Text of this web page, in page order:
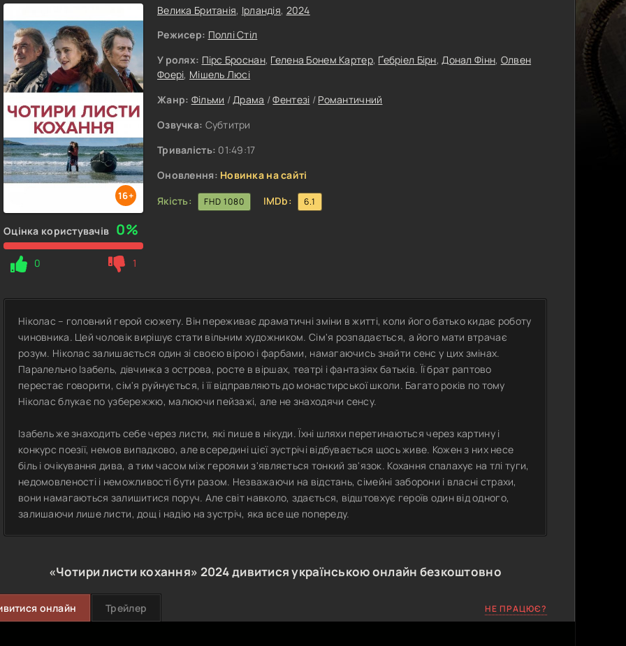
16+
Оцінка користувачів 0%
0 1
Велика Британія, Ірландія, 2024
Режисер: Поллі Стіл
У ролях: Пірс Броснан, Гелена Бонем Картер, Ґебріел Бірн,Донал Фінн, Олвен
Фоері, Мішель Люсі
Жанр: Фільми /Драма /Фентезі / Романтичний
Озвучка: Субтитри
Тривалість: 01:49:17
Оновлення: Новинка на сайті
Якість:
FHD 1080 IMDb: 6.1
Ніколас – головний герой сюжету. Він переживає драматичні зміни в житті, коли його батько кидає роботу
чиновника. Цей чоловік вирішує стати вільним художником. Сім'я розпадається, а його мати втрачає
розум. Ніколас залишається один зі своєю вірою і фарбами, намагаючись знайти сенс у цих змінах.
Паралельно Ізабель, дівчинка з острова, росте в віршах, театрі і фантазіях батьків. Її брат раптово
перестає говорити, сім'я руйнується, і її відправляють до монастирської школи. Багато років по тому
Ніколас блукає по узбережжю, малюючи пейзажі, але не знаходячи сенсу.
Ізабель же знаходить себе через листи, які пише в нікуди. Їхні шляхи перетинаються через картину і
конкурс поезії, немов випадково, але всередині цієї зустрічі відбувається щось живе. Кожен з них несе
біль і очікування дива, а тим часом між героями з'являється тонкий зв'язок. Кохання спалахує на тлі туги,
недомовленості і неможливості бути разом. Незважаючи на відстань, сімейні заборони і власні страхи,
вони намагаються залишитися поруч. Але світ навколо, здається, відштовхує героїв один від одного,
залишаючи лише листи, дощ і надію на зустріч, яка все ще попереду.
«Чотири листи кохання» 2024дивитися українською онлайн безкоштовно
онлайн Трейлер НЕ ПРАЦЮЄ?